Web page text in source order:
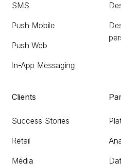
SMS
Push Mobile
Push Web
In-App Messaging
Clients
Success Stories
Retail
Média